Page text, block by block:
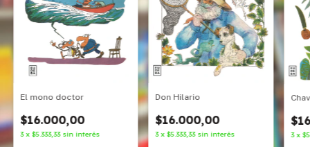
El mono doctor
$16.000,00
3 x $5.333,33 sin interés
Don Hilario
$16.000,00
3 x$5.333,33 sin interés 3 x